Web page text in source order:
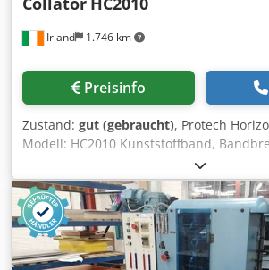
Irland 1.746 km
Preisinfo
Zustand: gut (gebraucht), Protech
Modell: HC2010 Kunststoffband,
Abstand zwischen den Trennwänden:
Trennwandhöhe: 150 mm Durchmesser:
Gesamtabmessungen: 2900 mm x 560
Dedov T D Duspfx Acaskr